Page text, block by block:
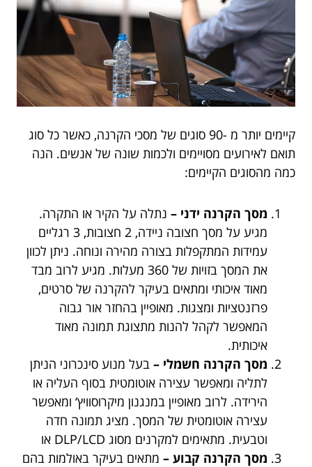
קיימים יותר מ -90 סוגים של מסכי הקרנה, כאשר כל סוג
תואם לאירועים מסויימים ולכמות שונה של אנשים. הנה
כמה מהסוגים הקיימים:
מסך הקרנה ידני – נתלה על הקיר או התקרה.
מגיע על מסך חצובה ניידה, 2 חצובות, 3 רגליים
עמידות המתקפלות בצורה מהירה ונוחה. ניתן לכוון
את המסך בזויות של 360 מעלות. מגיע לרוב מבד
מאוד איכותי ומתאים בעיקר להקרנה של סרטים,
פרזנטציות ומצגות. מאופיין בהחזר אור גבוה
המאפשר לקהל להנות מתצוגת תמונה מאוד
איכותית.
מסך הקרנה חשמלי – בעל מנוע סינכרוני הניתן
לתליה ומאפשר עצירה אוטומטית בסוף העליה או
הירידה. לרוב מאופיין במנגנון מיקרוסוויץ‘ ומאפשר
עצירה אוטומטית של המסך. מציג תמונה חדה
וטבעית. מתאימים למקרנים מסוג DLP/LCD או
מסך הקרנה קבוע – מתאים בעיקר באולמות בהם